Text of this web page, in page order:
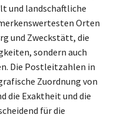
und landschaftliche
Orten
und Zweckstätt, die
sondern auch
Die Postleitzahlen in
Zuordnung von
die Exaktheit und die
für die